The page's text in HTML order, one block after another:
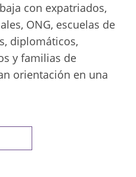
con expatriados,
ONG, escuelas de
diplomáticos,
y familias de
orientación en una